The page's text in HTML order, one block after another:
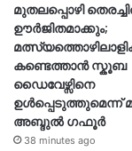
മുതലപ്പൊഴി
ഊർജിതമാക്കും;
കണ്ടെത്താൻ സ്കൂബ
ഡൈവേഴ്സിനെ
ഉൾപ്പെടുത്തുമെന്ന്
അബ്ദുൽ ഗഫൂർ
38 minutes ago